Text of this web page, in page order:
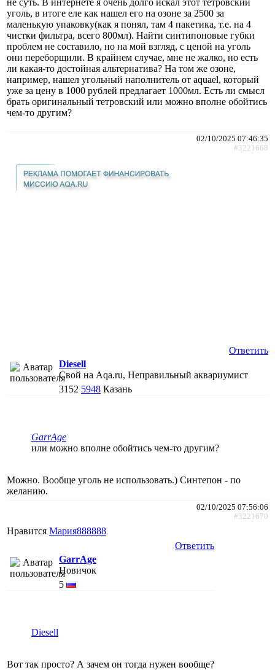
уголь, в итоге еле как нашел его на озоне за 2500 за
маленькую упаковку(как я понял, там 4 пакетика, т.е. на 4
чистки фильтра, всего 800мл). Найти синтипоновые губки
проблем не составило, но на мой взгляд, с ценой на уголь
они переборщили. В крайнем случае, мне не жалко, но есть
ли какая-то достойная альтернатива? На том же озоне,
например, нашел угольный наполнитель от aquael, который
уже за цену в 1000 рублей предлагает 1000мл. Есть ли смысл
брать оригинальный тетровский или можно вполне обойтись
чем-то другим?
02/10/2025 07:46:35
#3221668
Ответить
Diesell
Свой на Aqa.ru, Неправильный аквариумист
3152 5948 Казань
GarrAge
или можно вполне обойтись чем-то другим?
Можно. Вообще уголь не использовать.) Синтепон - по
желанию.
02/10/2025 07:56:06
#3221670
Нравится Мария888888
Ответить
GarrAge
Новичок
5
Diesell
Вот так просто? А зачем он тогда нужен вообще?